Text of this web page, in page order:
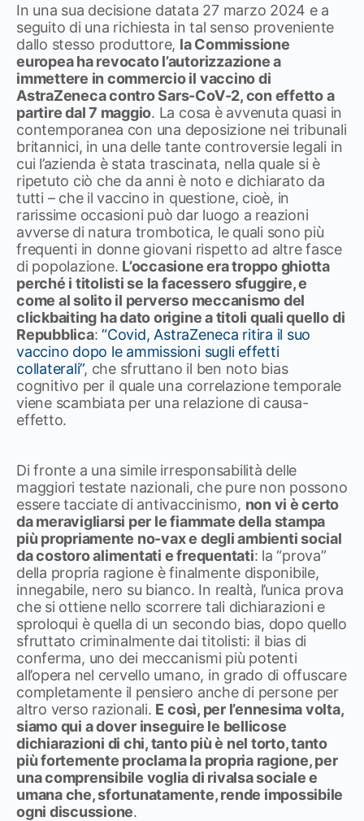
In una sua decisione datata 27 marzo 2024 e a
seguito di una richiesta in tal senso proveniente
dallo stesso produttore, la Commissione
europea ha revocato l’autorizzazione a
immettere in commercio il vaccino di
AstraZeneca contro Sars-CoV-2, con effetto a
partire dal 7 maggio. La cosa è avvenuta quasi in
contemporanea con una deposizione nei tribunali
britannici, in una delle tante controversie legali in
cui l’azienda è stata trascinata, nella quale si è
ripetuto ciò che da anni è noto e dichiarato da
tutti – che il vaccino in questione, cioè, in
rarissime occasioni può dar luogo a reazioni
avverse di natura trombotica, le quali sono più
frequenti in donne giovani rispetto ad altre fasce
di popolazione. L’occasione era troppo ghiotta
perché i titolisti se la facessero sfuggire, e
come al solito il perverso meccanismo del
clickbaiting ha dato origine a titoli quali quello di
Repubblica:“Covid, AstraZeneca ritira il suo
vaccino dopo le ammissioni sugli effetti
collaterali”, che sfruttano il ben noto bias
cognitivo per il quale una correlazione temporale
viene scambiata per una relazione di causa-
effetto.
Di fronte a una simile irresponsabilità delle
maggiori testate nazionali, che pure non possono
essere tacciate di antivaccinismo, non vi è certo
da meravigliarsi per le fiammate della stampa
più propriamente no-vax e degli ambienti social
da costoro alimentati e frequentati: la “prova”
della propria ragione è finalmente disponibile,
innegabile, nero su bianco. In realtà, l’unica prova
che si ottiene nello scorrere tali dichiarazioni e
sproloqui è quella di un secondo bias, dopo quello
sfruttato criminalmente dai titolisti: il bias di
conferma, uno dei meccanismi più potenti
all’opera nel cervello umano, in grado di offuscare
completamente il pensiero anche di persone per
altro verso razionali. E così, per l’ennesima volta,
siamo qui a dover inseguire le bellicose
dichiarazioni di chi, tanto più è nel torto, tanto
più fortemente proclama la propria ragione, per
una comprensibile voglia di rivalsa sociale e
umana che, sfortunatamente, rende impossibile
ogni discussione.